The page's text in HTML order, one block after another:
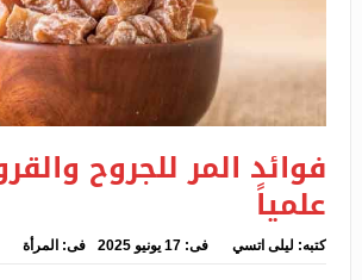
حملاوي تستقبل ممثلة منظمة اليونيسف
أشهر حبسا نافذا
الجمارك بالتنسيق مع الجيش تحبط
نصف مليون قرص “بريغابالين” بورقلة
نشوب حريق بمركز تجاري بسيدي خويلد
فوائد المر للجروح
علمياً
كتبه: ليلى اتسي فى: 17 يونيو 2025 فى: المرأة